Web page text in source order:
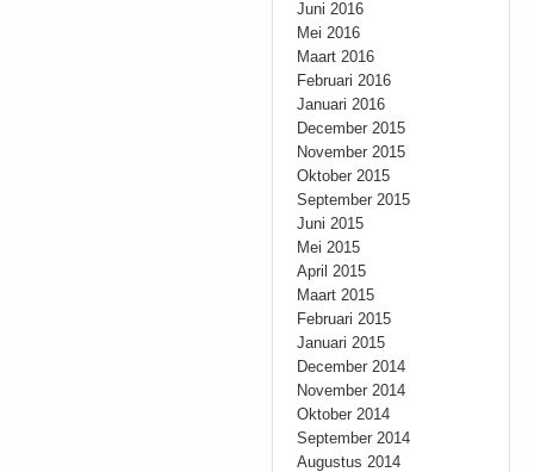
Juni 2016
Mei 2016
Maart 2016
Februari 2016
Januari 2016
December 2015
November 2015
Oktober 2015
September 2015
Juni 2015
Mei 2015
April 2015
Maart 2015
Februari 2015
Januari 2015
December 2014
November 2014
Oktober 2014
September 2014
Augustus 2014